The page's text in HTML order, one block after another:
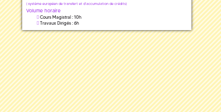
( système européen de transfert et d'accumulation de crédits)
Volume horaire
Cours Magistral : 10h
Travaux Dirigés : 6h